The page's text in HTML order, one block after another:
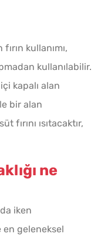
kullanımı,
kullanılabilir.
kapalı alan
bir alan
fırını ısıtacaktır,
ne
iken
en geleneksel